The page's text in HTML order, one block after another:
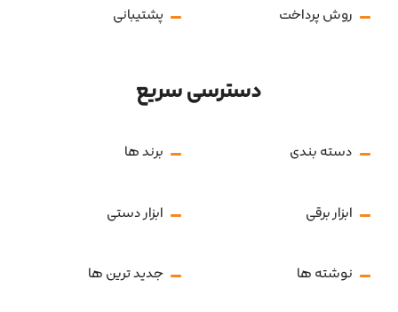
روش پرداخت پشتیبانی
دسترسی سریع
دسته بندی برند ها
ابزار برقی ابزار دستی
نوشته ها جدید ترین ها